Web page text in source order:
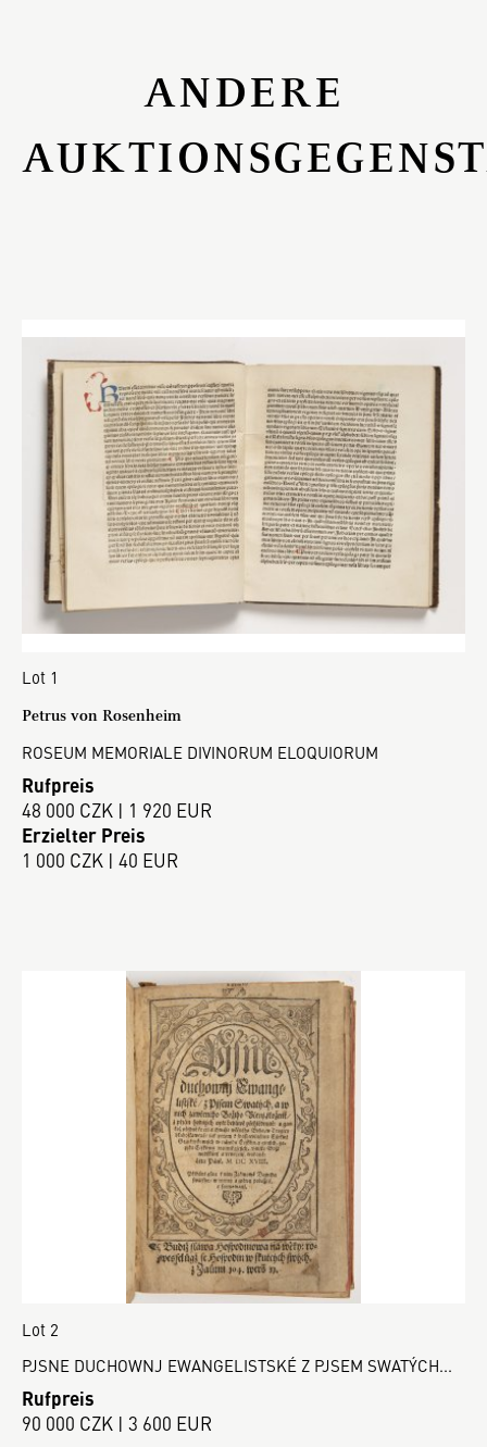
ANDERE
Lot 1
Petrus von Rosenheim
ROSEUM MEMORIALE DIVINORUM ELOQUIORUM
Rufpreis
48 000 CZK | 1 920 EUR
Erzielter Preis
1 000 CZK | 40 EUR
Lot 2
PJSNE DUCHOWNJ EWANGELISTSKÉ Z PJSEM SWATÝCH...
Rufpreis
90 000 CZK | 3 600 EUR